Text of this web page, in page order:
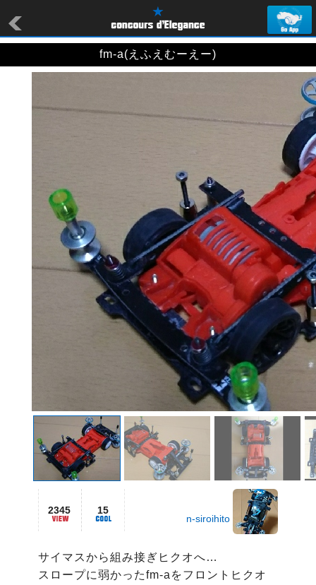
fm-a(えふえむーえー)
2345 15
n-siroihito
サイマスから組み接ぎヒクオへ…
スロープに弱かったfm-aをフロントヒクオ